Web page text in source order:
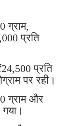
ग्राम,
प्रति
प्रति
पर रही।
ग्राम और